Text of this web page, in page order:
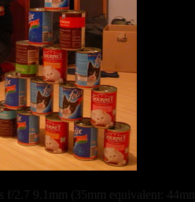
f/2.7 9.1mm (35mm equivalent: